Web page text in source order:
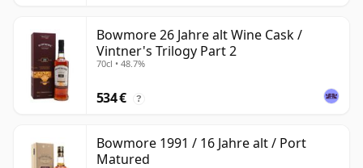
Bowmore 26 Jahre alt Wine Cask /
Vintner's Trilogy Part 2
70cl • 48.7%
534 € ?
Bowmore 1991 / 16 Jahre alt / Port
Matured